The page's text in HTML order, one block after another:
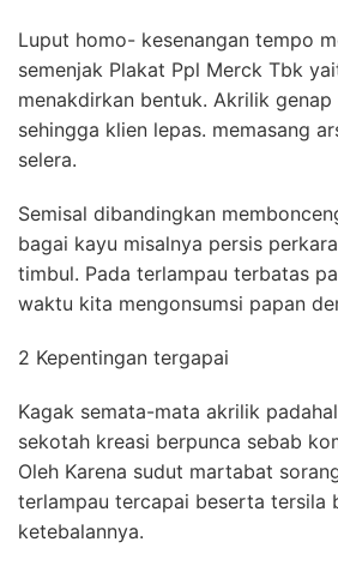
Luput homo- kesenangan tempo
semenjak Plakat Ppl Merck Tbk
menakdirkan bentuk. Akrilik
sehingga klien lepas. memasang
selera.
Semisal dibandingkan
bagai kayu misalnya persis
timbul. Pada terlampau terbatas
waktu kita mengonsumsi papan
2 Kepentingan tergapai
Kagak semata-mata akrilik
sekotah kreasi berpunca sebab
Oleh Karena sudut martabat
terlampau tercapai beserta tersila
ketebalannya.